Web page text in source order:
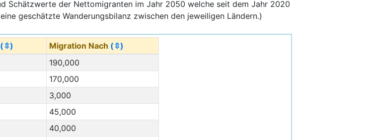
Schätzwerte der Nettomigranten im Jahr 2050 welche seit dem Jahr 2020
geschätzte Wanderungsbilanz zwischen den jeweiligen Ländern.)
(⇳) Migration Nach (⇳)
190,000
170,000
3,000
45,000
40,000